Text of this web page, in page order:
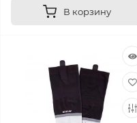
В корзину